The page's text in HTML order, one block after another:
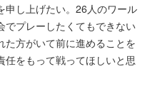
申し上げたい。26人のワール
でプレーしたくてもできない
た方がいて前に進めることを
任をもって戦ってほしいと思